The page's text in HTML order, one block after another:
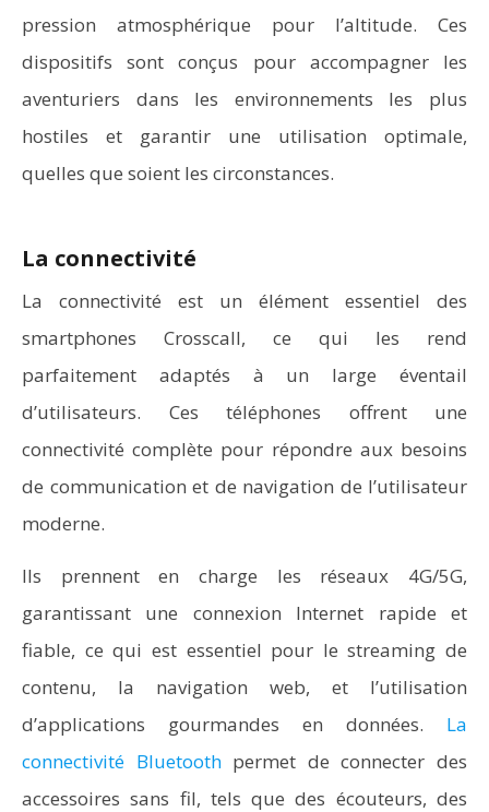
pression atmosphérique pour l’altitude. Ces
dispositifs sont conçus pour accompagner les
aventuriers dans les environnements les plus
hostiles et garantir une utilisation optimale,
quelles que soient les circonstances.
La connectivité
La connectivité est un élément essentiel des
smartphones Crosscall, ce qui les rend
parfaitement adaptés à un large éventail
d’utilisateurs. Ces téléphones offrent une
connectivité complète pour répondre aux besoins
de communication et de navigation de l’utilisateur
moderne.
Ils prennent en charge les réseaux 4G/5G,
garantissant une connexion Internet rapide et
fiable, ce qui est essentiel pour le streaming de
contenu, la navigation web, et l’utilisation
d’applications gourmandes en données. La
connectivité Bluetoothpermet de connecter des
accessoires sans fil, tels que des écouteurs, des